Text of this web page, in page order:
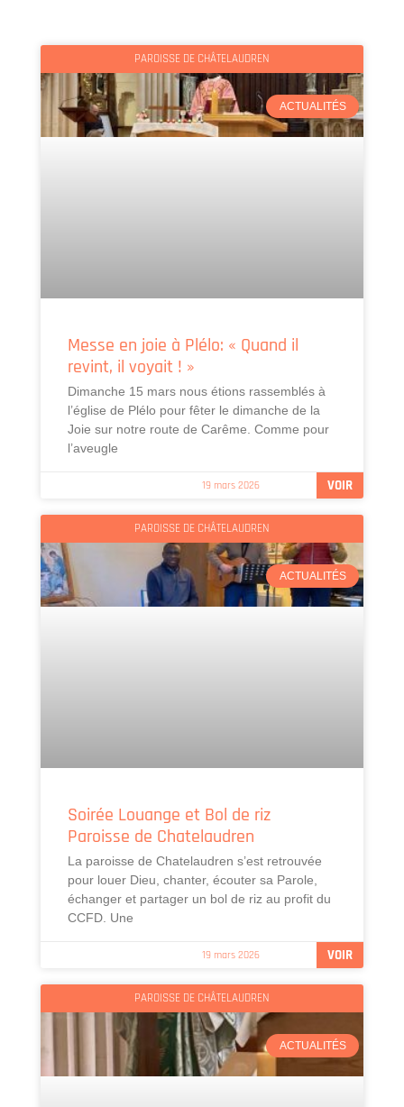
PAROISSE DE CHÂTELAUDREN
ACTUALITÉS
Messe en joie à Plélo: « Quand il
revint, il voyait ! »
Dimanche 15 mars nous étions rassemblés à
l’église de Plélo pour fêter le dimanche de la
Joie sur notre route de Carême. Comme pour
l’aveugle
VOIR
19 mars 2026
PAROISSE DE CHÂTELAUDREN
ACTUALITÉS
Soirée Louange et Bol de riz
Paroisse de Chatelaudren
La paroisse de Chatelaudren s’est retrouvée
pour louer Dieu, chanter, écouter sa Parole,
échanger et partager un bol de riz au profit du
CCFD. Une
VOIR
19 mars 2026
PAROISSE DE CHÂTELAUDREN
ACTUALITÉS